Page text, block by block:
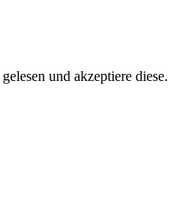
gelesen und akzeptiere diese.